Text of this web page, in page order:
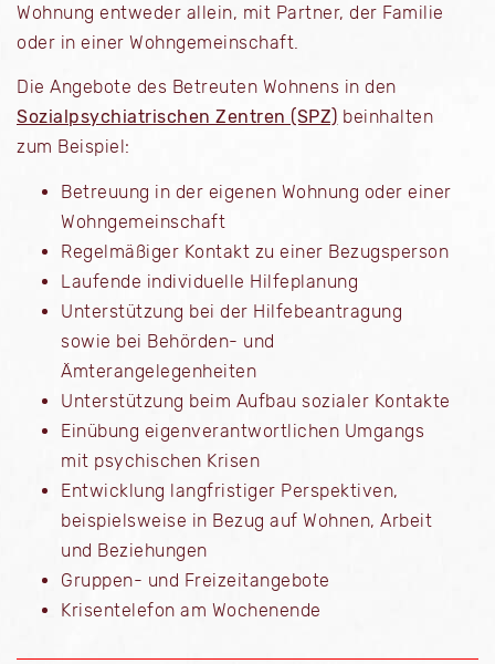
Wohnung entweder allein, mit Partner, der Familie
oder in einer Wohngemeinschaft.
Die Angebote des Betreuten Wohnens in den
Sozialpsychiatrischen Zentren (SPZ) beinhalten
zum Beispiel:
Betreuung in der eigenen Wohnung oder einer
Wohngemeinschaft
Regelmäßiger Kontakt zu einer Bezugsperson
Laufende individuelle Hilfeplanung
Unterstützung bei der Hilfebeantragung
sowie bei Behörden- und
Ämterangelegenheiten
Unterstützung beim Aufbau sozialer Kontakte
Einübung eigenverantwortlichen Umgangs
mit psychischen Krisen
Entwicklung langfristiger Perspektiven,
beispielsweise in Bezug auf Wohnen, Arbeit
und Beziehungen
Gruppen- und Freizeitangebote
Krisentelefon am Wochenende